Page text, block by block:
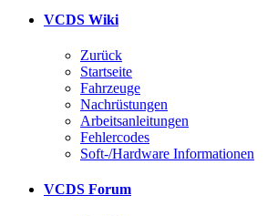
VCDS Wiki
Zurück
Startseite
Fahrzeuge
Nachrüstungen
Arbeitsanleitungen
Fehlercodes
Soft-/Hardware Informationen
VCDS Forum